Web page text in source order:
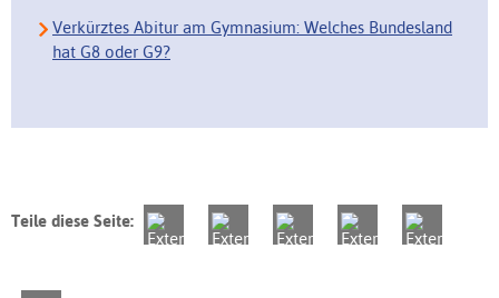
Verkürztes Abitur am Gymnasium: Welches Bundesland
hat G8 oder G9?
Teile diese Seite: